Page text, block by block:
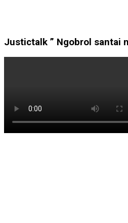
Justictalk ” Ngobrol santai